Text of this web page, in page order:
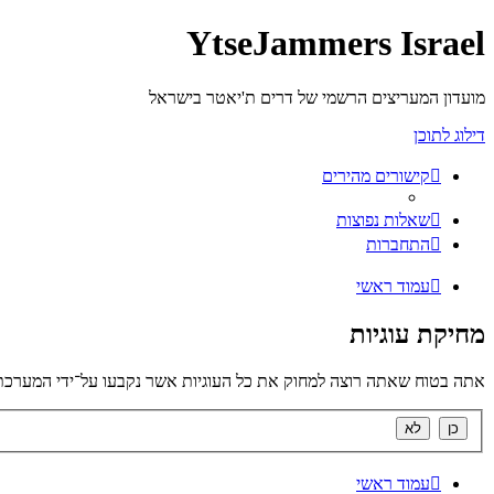
YtseJammers Israel
מועדון המעריצים הרשמי של דרים ת'יאטר בישראל
דילוג לתוכן
קישורים מהירים
שאלות נפוצות
התחברות
עמוד ראשי
מחיקת עוגיות
אתה בטוח שאתה רוצה למחוק את כל העוגיות אשר נקבעו על־ידי
עמוד ראשי